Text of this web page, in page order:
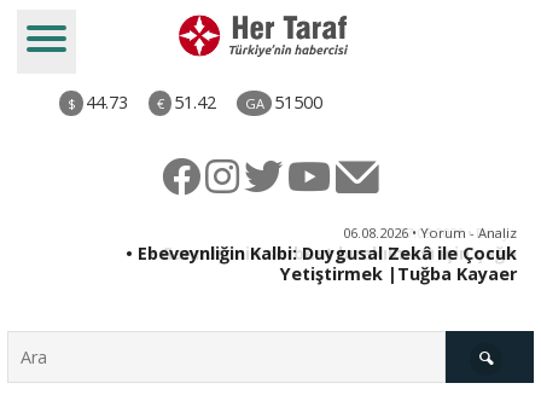
$ 44.73 € 51.42 GA 51500
06.08.2026 • Yorum - Analiz
• Ebeveynliğin Kalbi: Duygusal Zekâ ile Çocuk
Yetiştirmek |Tuğba Kayaer